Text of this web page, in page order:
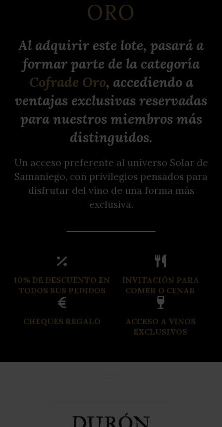
ORO
Al adquirir este lote, pasará a
formar parte de la categoría
Cofrade Oro, accediendo a
ventajas exclusivas reservadas
para nuestros miembros más
distinguidos.
Un acceso preferente al universo Solar de
Samaniego, con privilegios pensados para
disfrutar del vino de una forma más
exclusiva.
10% DE DESCUENTO EN
TODOS SUS PEDIDOS
INVITACIÓN PARA
COMER O CENAR
CHEQUES REGALO
ACCESO A VINOS
EXCLUSIVOS